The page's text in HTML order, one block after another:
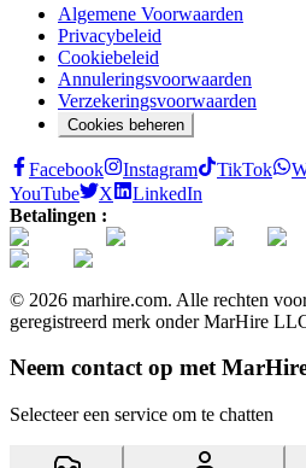
Algemene Voorwaarden
Privacybeleid
Cookiebeleid
Annuleringsvoorwaarden
Verzekeringsvoorwaarden
Cookies beheren
Facebook Instagram TikTok
YouTube
X
LinkedIn
Betalingen :
© 2026 marhire.com. Alle rechten
geregistreerd merk onder MarHire
Neem contact op met
Selecteer een service om te chatten